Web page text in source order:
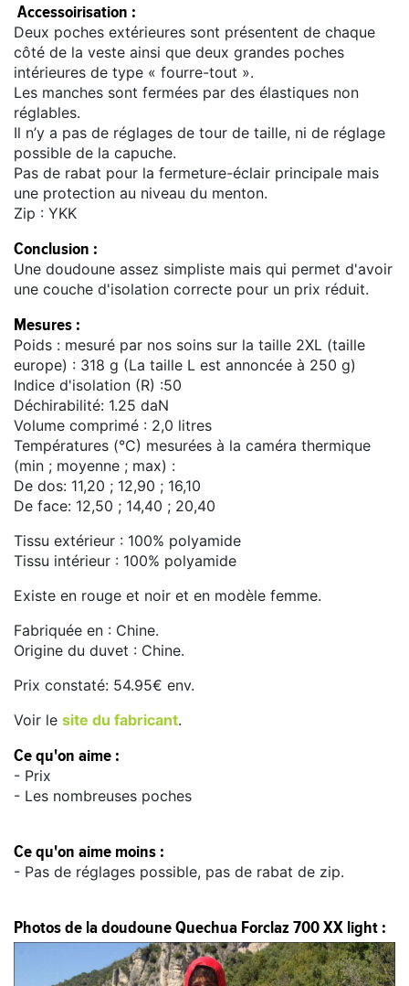
Accessoirisation :
Deux poches extérieures sont présentent de chaque
côté de la veste ainsi que deux grandes poches
intérieures de type « fourre-tout ».
Les manches sont fermées par des élastiques non
réglables.
Il n’y a pas de réglages de tour de taille, ni de réglage
possible de la capuche.
Pas de rabat pour la fermeture-éclair principale mais
une protection au niveau du menton.
Zip : YKK
Conclusion :
Une doudoune assez simpliste mais qui permet d'avoir
une couche d'isolation correcte pour un prix réduit.
Mesures :
Poids : mesuré par nos soins sur la taille 2XL (taille
europe) : 318 g (La taille L est annoncée à 250 g)
Indice d'isolation (R) :50
Déchirabilité: 1.25 daN
Volume comprimé : 2,0 litres
Températures (°C) mesurées à la caméra thermique
(min ; moyenne ; max) :
De dos: 11,20 ; 12,90 ; 16,10
De face: 12,50 ; 14,40 ; 20,40
Tissu extérieur : 100% polyamide
Tissu intérieur : 100% polyamide
Existe en rouge et noir et en modèle femme.
Fabriquée en : Chine.
Origine du duvet : Chine.
Prix constaté: 54.95€ env.
Voir le site du fabricant.
Ce qu'on aime :
- Prix
- Les nombreuses poches
Ce qu'on aime moins :
- Pas de réglages possible, pas de rabat de zip.
Photos de la doudoune Quechua Forclaz 700 XX light :